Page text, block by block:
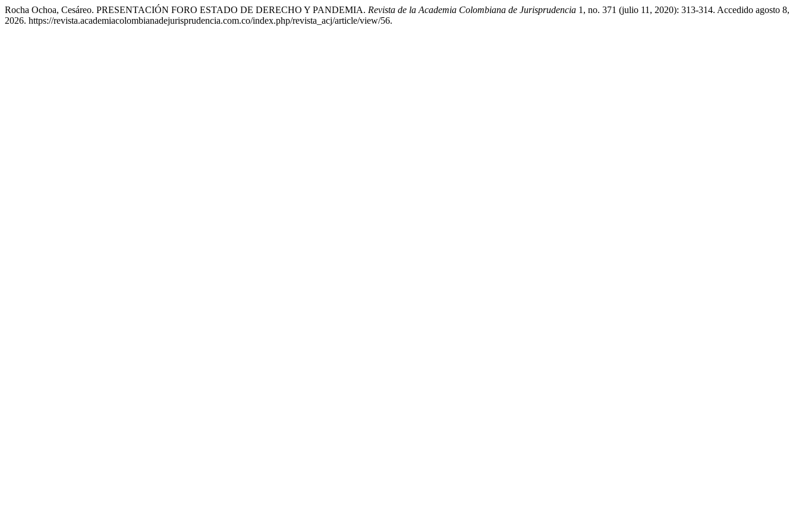
Rocha Ochoa, Cesáreo. PRESENTACIÓN FORO ESTADO DE DERECHO Y PANDEMIA. Revista de la Academia Colombiana de Jurisprudencia 1, no. 371 (julio 11, 2020): 313-314. Accedido agosto 8,
2026. https://revista.academiacolombianadejurisprudencia.com.co/index.php/revista_acj/article/view/56.